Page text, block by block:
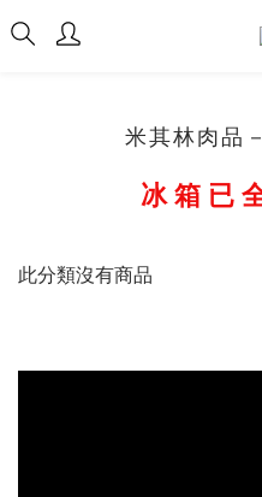
米其林肉品
冰 箱 已
此分類沒有商品